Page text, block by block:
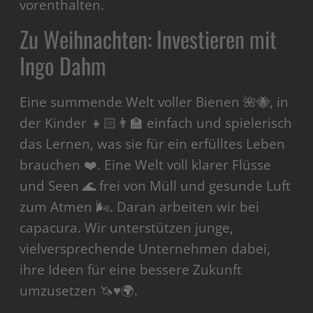
vorenthalten.
Zu Weihnachten: Investieren mit
Ingo Dahm
Eine summende Welt voller Bienen 🌺🐝, in
der Kinder 👧🏻👨‍🏫 einfach und spielerisch
das Lernen, was sie für ein erfülltes Leben
brauchen ❤️. Eine Welt voll klarer Flüsse
und Seen 🌊 frei von Müll und gesunde Luft
zum Atmen 🌬️. Daran arbeiten wir bei
capacura. Wir unterstützen junge,
vielversprechende Unternehmen dabei,
ihre Ideen für eine bessere Zukunft
umzusetzen 🦄♥️🌍.